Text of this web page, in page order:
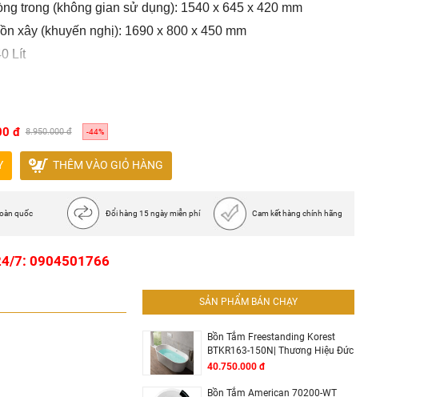
trong (không gian sử dụng): 1540 x 645 x 420 mm
xây (khuyến nghị): 1690 x 800 x 450 mm
Lít
kem, đen, cốm
đ 8.950.000 đ -44%
THÊM VÀO GIỎ HÀNG
quốc Đổi hàng 15 ngày miễn phí Cam kết hàng chính hãng
7: 0904501766
SẢN PHẨM BÁN CHẠY
Bồn Tắm Freestanding Korest
BTKR163-150N| Thương Hiệu Đức
40.750.000 đ
Bồn Tắm American 70200-WT